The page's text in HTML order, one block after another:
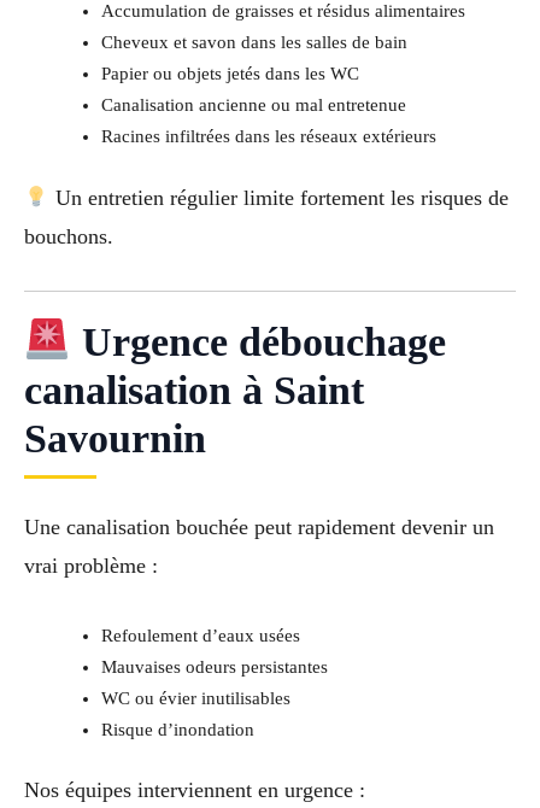
Accumulation de graisses et résidus alimentaires
Cheveux et savon dans les salles de bain
Papier ou objets jetés dans les WC
Canalisation ancienne ou mal entretenue
Racines infiltrées dans les réseaux extérieurs
Un entretien régulier limite fortement les risques de
bouchons.
Urgence débouchage
canalisation à Saint
Savournin
Une canalisation bouchée peut rapidement devenir un
vrai problème :
Refoulement d’eaux usées
Mauvaises odeurs persistantes
WC ou évier inutilisables
Risque d’inondation
Nos équipes interviennent en urgence :